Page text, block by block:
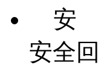
安
安全